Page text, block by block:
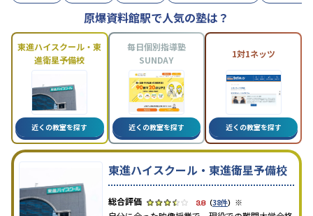
原爆資料館駅で人気の塾は？
東進ハイスクール・東
進衛星予備校
近くの教室を探す
毎日個別指導塾
SUNDAY
近くの教室を探す
1対1ネッツ
近くの教室を探す
東進ハイスクール・東進衛星予備校
3.8（38件） ※